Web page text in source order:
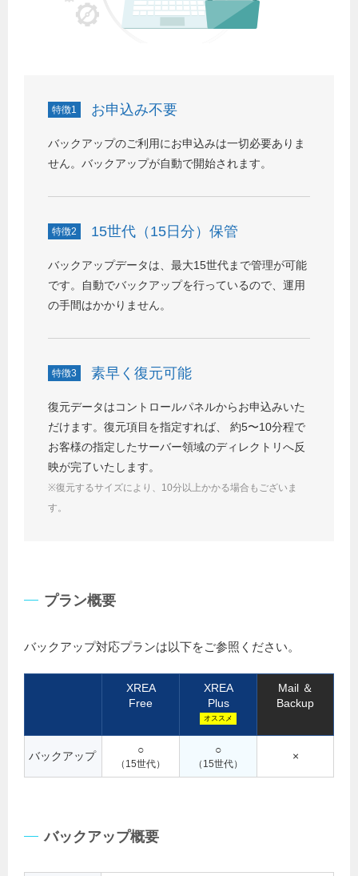
特徴1 お申込み不要
バックアップのご利用にお申込みは一切必要ありま
せん。バックアップが自動で開始されます。
特徴2 15世代（15日分）保管
バックアップデータは、最大15世代まで管理が可能
です。自動でバックアップを行っているので、運用
の手間はかかりません。
特徴3 素早く復元可能
復元データはコントロールパネルからお申込みいた
だけます。復元項目を指定すれば、 約5〜10分程で
お客様の指定したサーバー領域のディレクトリへ反
映が完了いたします。
※復元するサイズにより、10分以上かかる場合もございま
す。
プラン概要
バックアップ対応プランは以下をご参照ください。
XREA
Free
XREA
Plus
オススメ
Mail ＆
Backup
バックアップ ○
（15世代）
○
（15世代）
×
バックアップ概要